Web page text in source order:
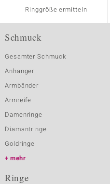
Ringgröße ermitteln
Schmuck
Gesamter Schmuck
Anhänger
Armbänder
Armreife
Damenringe
Diamantringe
Goldringe
mehr
Ringe